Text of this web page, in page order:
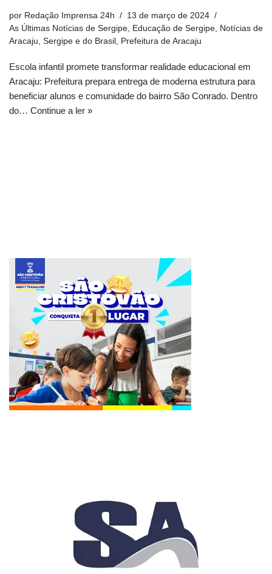
por Redação Imprensa 24h
13 de março de 2024
As Últimas Notícias de Sergipe
Educação de Sergipe
Notícias de
Aracaju, Sergipe e do Brasil
Prefeitura de Aracaju
Escola infantil promete transformar realidade educacional em
Aracaju: Prefeitura prepara entrega de moderna estrutura para
beneficiar alunos e comunidade do bairro São Conrado. Dentro
do… Continue a ler »